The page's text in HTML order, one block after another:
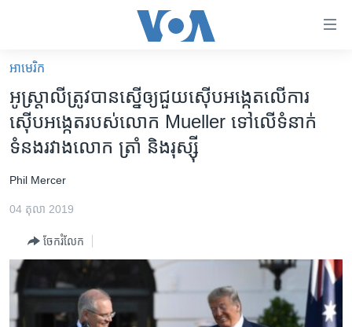
គេហទំព័រ​
ទាក់ទង
រំលង​
និង​
ចូល​
ទំព័រ​
ព័ត៌មាន​​
រំលង​
និង​
ចូល​
ទៅ​
អន្តរជាតិ
អាមេរិក
ព្រឹត្តិការណ៍ព័ត៌មាន
ទូរទស្សន៍ / វីដេអូ​
វិទ្យុ / ផតខាសថ៍
អាមេរិក​
អូស្រ្តាលី​ត្រូវ​បាន​ស្នើ​ឲ្យ​ជួយ​ស៊ើប​អង្កេត​លើ​ការ​
ស៊ើប​អង្កេត​របស់​លោក ​Mueller​ ទៅ​លើ​ទំនាក់​
ទំនង​រវាង​លោក ​ត្រាំ​ និង​រុស្ស៊ី
Phil Mercer
04 តុលា 2019
ចែករំលែក